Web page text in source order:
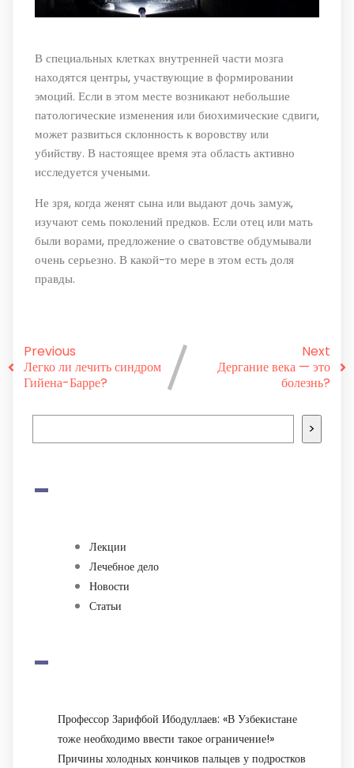
В специальных клетках внутренней части мозга
находятся центры, участвующие в формировании
эмоций. Если в этом месте возникают небольшие
патологические изменения или биохимические сдвиги,
может развиться склонность к воровству или
убийству. В настоящее время эта область активно
исследуется учеными.
Не зря, когда женят сына или выдают дочь замуж,
изучают семь поколений предков. Если отец или мать
были ворами, предложение о сватовстве обдумывали
очень серьезно. В какой-то мере в этом есть доля
правды.
Previous
Легко ли лечить синдром
Гийена-Барре?
Next
Дергание века — это
болезнь?
>
-
Лекции
Лечебное дело
Новости
Статьи
-
Профессор Зарифбой Ибодуллаев: «В Узбекистане
тоже необходимо ввести такое ограничение!»
Причины холодных кончиков пальцев у подростков